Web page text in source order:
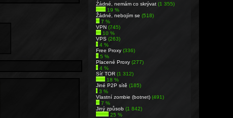
Źádné, nemám co skrývat(1 355)
19 %
Žádné, nebojím se(518)
7 %
VPN(745)
10 %
VPS(263)
4 %
Free Proxy(336)
5 %
Placené Proxy(277)
4 %
Síť TOR(1 312)
18 %
Jiné P2P sítě(185)
3 %
Vlastní zombie (botnet)(491)
7 %
Jiný způsob(1 842)
25 %